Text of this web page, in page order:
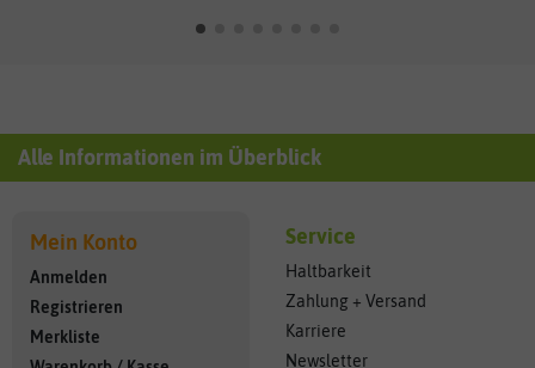
Alle Informationen im Überblick
Mein Konto
Anmelden
Registrieren
Merkliste
Service
Haltbarkeit
Zahlung + Versand
Karriere
Newsletter